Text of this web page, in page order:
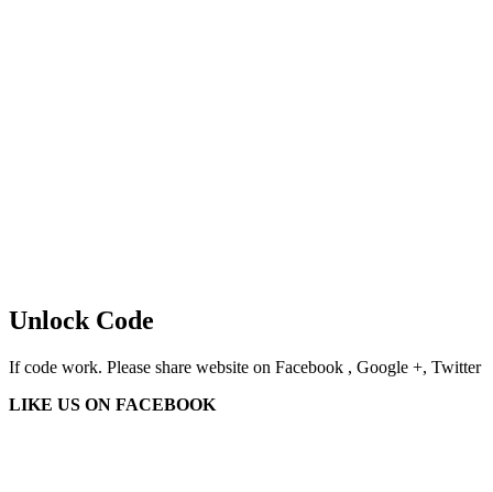
Unlock Code
If code work. Please share website on Facebook , Google +, Twitter
LIKE US ON FACEBOOK